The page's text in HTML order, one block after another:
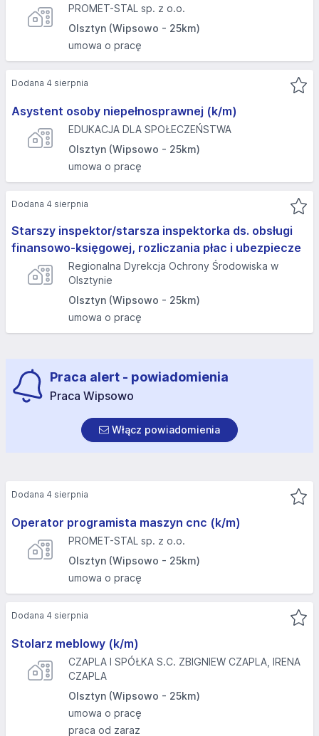
PROMET-STAL sp. z o.o.
Olsztyn (Wipsowo - 25km)
umowa o pracę
Asystent osoby niepełnosprawnej (k/m)
EDUKACJA DLA SPOŁECZEŃSTWA
Olsztyn (Wipsowo - 25km)
umowa o pracę
Dodana 4 sierpnia
Starszy inspektor/starsza inspektorka ds. obsługi
finansowo-księgowej, rozliczania płac i ubezpiecze
Regionalna Dyrekcja Ochrony Środowiska w
Olsztynie
Olsztyn (Wipsowo - 25km)
umowa o pracę
Dodana 4 sierpnia
Praca alert - powiadomienia
Praca Wipsowo
Włącz powiadomienia
Operator programista maszyn cnc (k/m)
PROMET-STAL sp. z o.o.
Olsztyn (Wipsowo - 25km)
umowa o pracę
Dodana 4 sierpnia
Stolarz meblowy (k/m)
CZAPLA I SPÓŁKA S.C. ZBIGNIEW CZAPLA, IRENA
CZAPLA
Olsztyn (Wipsowo - 25km)
umowa o pracę
praca od zaraz
Dodana 4 sierpnia